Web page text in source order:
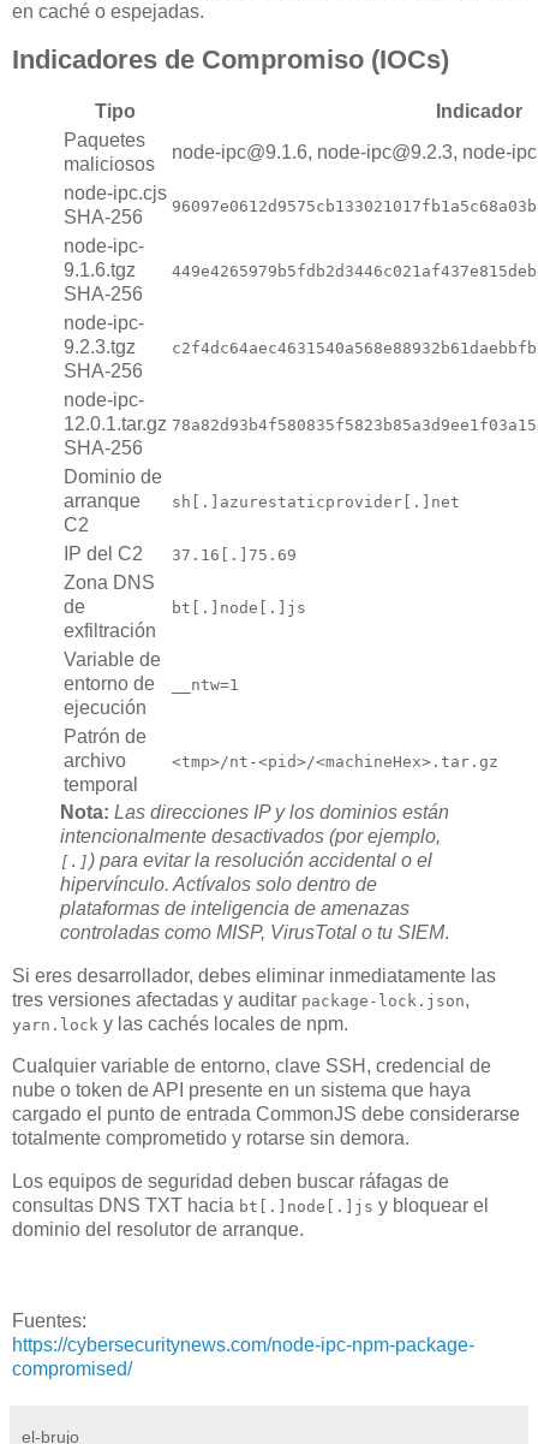
en caché o espejadas.
Indicadores de Compromiso (IOCs)
Tipo
Indicador
Paquetes
maliciosos
node-ipc@9.1.6, node-ipc@9.2.3, node-
node-ipc.cjs
SHA-256
node-ipc-
9.1.6.tgz
SHA-256
node-ipc-
9.2.3.tgz
SHA-256
node-ipc-
12.0.1.tar.gz
SHA-256
Dominio de
arranque
C2
sh[.]azurestaticprovider[.]net
IP del C2 37.16[.]75.69
Zona DNS
de
exfiltración
bt[.]node[.]js
Variable de
entorno de
ejecución
__ntw=1
Patrón de
archivo
temporal
<tmp>/nt-<pid>/<machineHex>.tar.gz
Nota: Las direcciones IP y los dominios están
intencionalmente desactivados (por ejemplo,
[.] ) para evitar la resolución accidental o el
hipervínculo. Actívalos solo dentro de
plataformas de inteligencia de amenazas
controladas como MISP, VirusTotal o tu SIEM.
Si eres desarrollador, debes eliminar inmediatamente las
tres versiones afectadas y auditar package-lock.json,
yarn.lock y las cachés locales de npm.
Cualquier variable de entorno, clave SSH, credencial de
nube o token de API presente en un sistema que haya
cargado el punto de entrada CommonJS debe considerarse
totalmente comprometido y rotarse sin demora.
Los equipos de seguridad deben buscar ráfagas de
consultas DNS TXT hacia bt[.]node[.]js y bloquear el
dominio del resolutor de arranque.
Fuentes:
https://cybersecuritynews.com/node-ipc-npm-package-
compromised/
el-brujo